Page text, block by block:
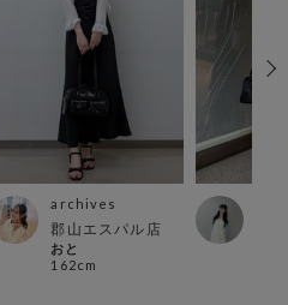
archives
郡山エスパル店
おと
162cm